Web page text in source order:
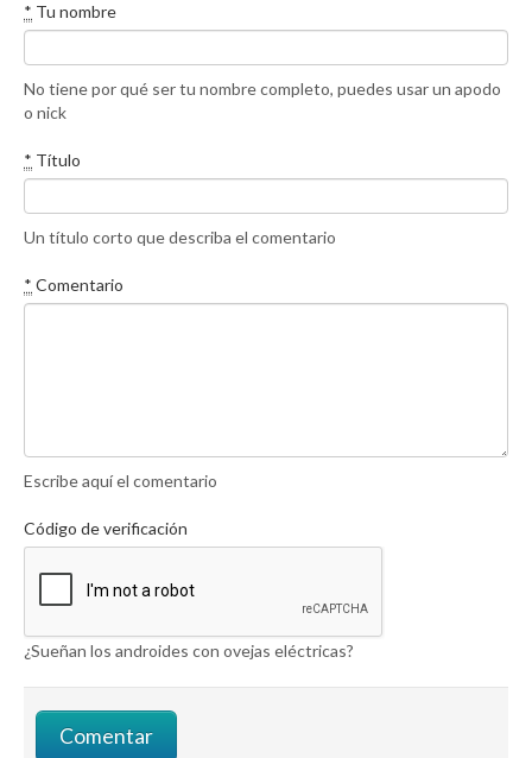
* Tu nombre
No tiene por qué ser tu nombre completo, puedes usar un apodo
o nick
* Título
Un título corto que describa el comentario
* Comentario
Escribe aquí el comentario
Código de verificación
¿Sueñan los androides con ovejas eléctricas?